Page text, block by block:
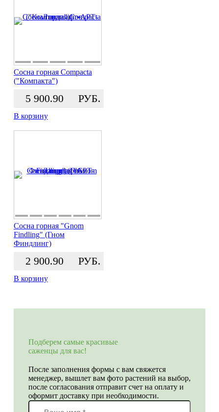
Сосна горная Compacta
("Компакта")
5 900.90 РУБ.
В корзину
Сосна горная "Gnom
Findling" (Гном
Финдлинг)
2 900.90 РУБ.
В корзину
Подберем самые красивые
саженцы для вас!
После заполнения формы с вам свяжется
менеджер, вышлет вам фото растений на выбор,
после согласования отправит счет на оплату и
оформит доставку при необходимости.